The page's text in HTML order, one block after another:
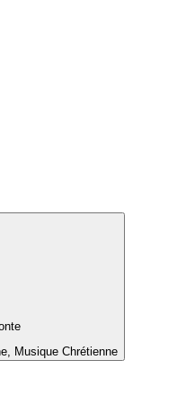
Musique Chrétienne